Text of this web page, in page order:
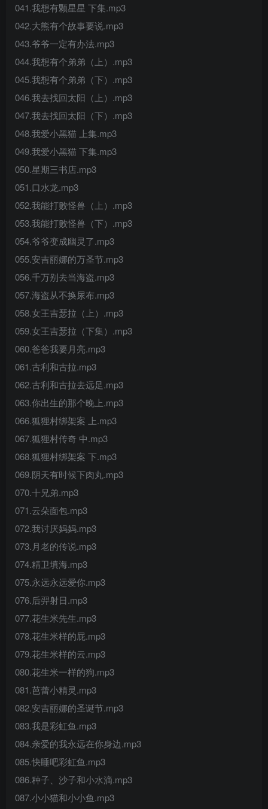
041.我想有颗星星 下集.mp3
042.大熊有个故事要说.mp3
043.爷爷一定有办法.mp3
044.我想有个弟弟（上）.mp3
045.我想有个弟弟（下）.mp3
046.我去找回太阳（上）.mp3
047.我去找回太阳（下）.mp3
048.我爱小黑猫 上集.mp3
049.我爱小黑猫 下集.mp3
050.星期三书店.mp3
051.口水龙.mp3
052.我能打败怪兽（上）.mp3
053.我能打败怪兽（下）.mp3
054.爷爷变成幽灵了.mp3
055.安吉丽娜的万圣节.mp3
056.千万别去当海盗.mp3
057.海盗从不换尿布.mp3
058.女王吉瑟拉（上）.mp3
059.女王吉瑟拉（下集）.mp3
060.爸爸我要月亮.mp3
061.古利和古拉.mp3
062.古利和古拉去远足.mp3
063.你出生的那个晚上.mp3
066.狐狸村绑架案 上.mp3
067.狐狸村传奇 中.mp3
068.狐狸村绑架案 下.mp3
069.阴天有时候下肉丸.mp3
070.十兄弟.mp3
071.云朵面包.mp3
072.我讨厌妈妈.mp3
073.月老的传说.mp3
074.精卫填海.mp3
075.永远永远爱你.mp3
076.后羿射日.mp3
077.花生米先生.mp3
078.花生米样的屁.mp3
079.花生米样的云.mp3
080.花生米一样的狗.mp3
081.芭蕾小精灵.mp3
082.安吉丽娜的圣诞节.mp3
083.我是彩虹鱼.mp3
084.亲爱的我永远在你身边.mp3
085.快睡吧彩虹鱼.mp3
086.种子、沙子和小水滴.mp3
087.小小猫和小小鱼.mp3